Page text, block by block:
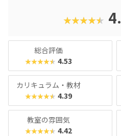
材と交換できるシステムなど、
な工夫も光ります。コラボイベ
ヒートアップ！あの手この手で
れるスクールです。モダンな雰
に惹かれる保護者におすすめ
★★★★★
総合評価
★★★★★ 4.53
カリキュラム・教材
★★★★★ 4.39
教室の雰囲気
★★★★★ 4.42